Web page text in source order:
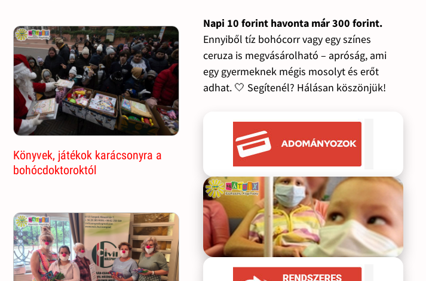
Könyvek, játékok karácsonyra a
bohócdoktoroktól
Napi 10 forint havonta már 300 forint.
Ennyiből tíz bohócorr vagy egy színes
ceruza is megvásárolható – apróság, ami
egy gyermeknek mégis mosolyt és erőt
adhat. 🤍 Segítenél? Hálásan köszönjük!